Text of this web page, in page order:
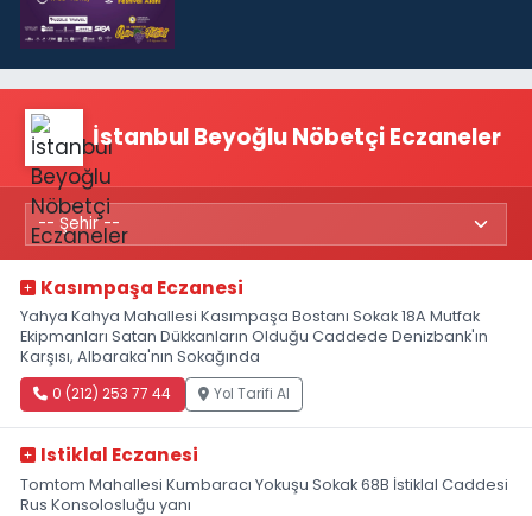
İstanbul Beyoğlu Nöbetçi Eczaneler
Kasımpaşa Eczanesi
Yahya Kahya Mahallesi Kasımpaşa Bostanı Sokak 18A Mutfak
Ekipmanları Satan Dükkanların Olduğu Caddede Denizbank'ın
Karşısı, Albaraka'nın Sokağında
0 (212) 253 77 44 Yol Tarifi Al
Istiklal Eczanesi
Tomtom Mahallesi Kumbaracı Yokuşu Sokak 68B İstiklal Caddesi
Rus Konsolosluğu yanı